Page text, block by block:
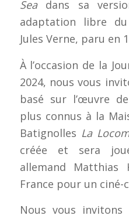
Seadans sa
adaptation libre
Jules Verne, paru en
À l’occasion de la
2024, nous vous
basé sur l’œuvre
plus connus à la
Batignolles La
créée et sera
allemand
France pour un ciné-
Nous vous invitons